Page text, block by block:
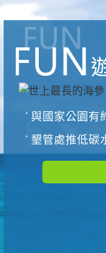
與國家公園有
墾管處推低碳水